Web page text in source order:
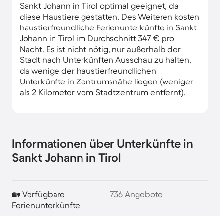
Sankt Johann in Tirol optimal geeignet, da
diese Haustiere gestatten. Des Weiteren kosten
haustierfreundliche Ferienunterkünfte in Sankt
Johann in Tirol im Durchschnitt 347 € pro
Nacht. Es ist nicht nötig, nur außerhalb der
Stadt nach Unterkünften Ausschau zu halten,
da wenige der haustierfreundlichen
Unterkünfte in Zentrumsnähe liegen (weniger
als 2 Kilometer vom Stadtzentrum entfernt).
Informationen über Unterkünfte in
Sankt Johann in Tirol
🏡 Verfügbare
Ferienunterkünfte
736 Angebote